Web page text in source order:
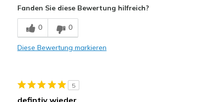
Bequem
Leicht
Freizeitkleidung
Fanden Sie diese Bewertung hilfreich?
0 0
Diese Bewertung markieren
5